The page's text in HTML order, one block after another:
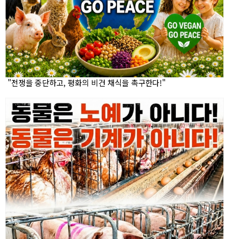
"전쟁을 중단하고, 평화의 비건 채식을 촉구한다!"